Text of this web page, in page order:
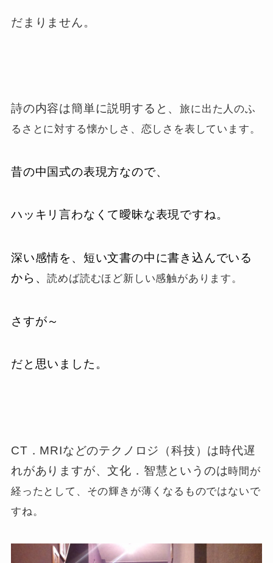
だまりません。
詩の内容は簡単に説明すると、旅に出た人のふ
るさとに対する懐かしさ、恋しさを表しています。
昔の中国式の表現方なので、
ハッキリ言わなくて曖昧な表現ですね。
深い感情を、短い文書の中に書き込んでいる
から、読めば読むほど新しい感触があります。
さすが～
だと思いました。
CT．MRIなどのテクノロジ（科技）は時代遅
れがありますが、文化．智慧というのは時間が
経ったとして、その輝きが薄くなるものではないで
すね。